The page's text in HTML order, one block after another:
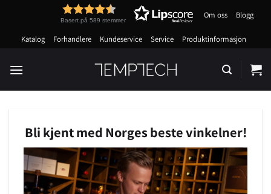
content
Basert på 589 stemmer
Om oss Blogg
Katalog Forhandlere Kundeservice Service Produktinformasjon
Bli kjent med Norges beste vinkelner!